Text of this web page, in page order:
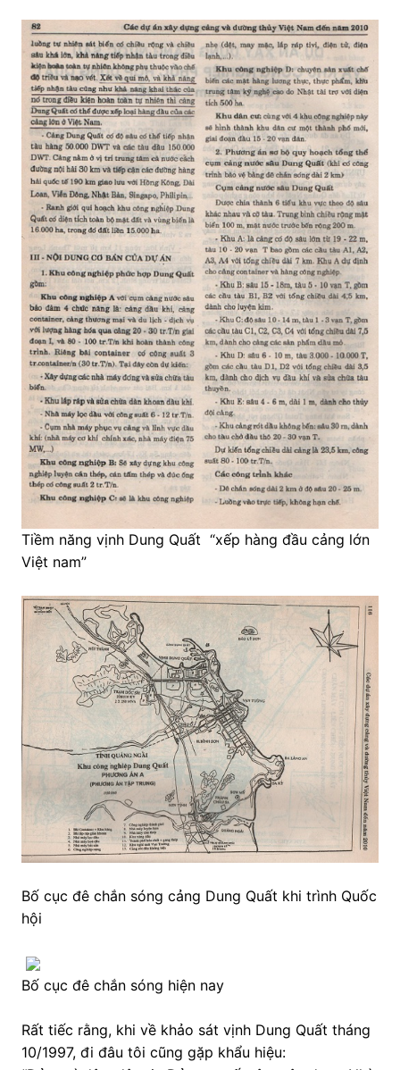
Tiềm năng vịnh Dung Quất “xếp hàng đầu cảng lớn
Việt nam”
Bố cục đê chắn sóng cảng Dung Quất khi trình Quốc
hội
Bố cục đê chắn sóng hiện nay
Rất tiếc rằng, khi về khảo sát vịnh Dung Quất tháng
10/1997, đi đâu tôi cũng gặp khẩu hiệu: